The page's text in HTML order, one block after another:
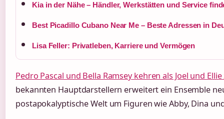
Kia in der Nähe – Händler, Werkstätten und Service
Best Picadillo Cubano Near Me – Beste Adressen in
Lisa Feller: Privatleben, Karriere und Vermögen
Pedro Pascal und Bella Ramsey kehren als Joel und
bekannten Hauptdarstellern erweitert ein Ensemble
postapokalyptische Welt um Figuren wie Abby, Dina